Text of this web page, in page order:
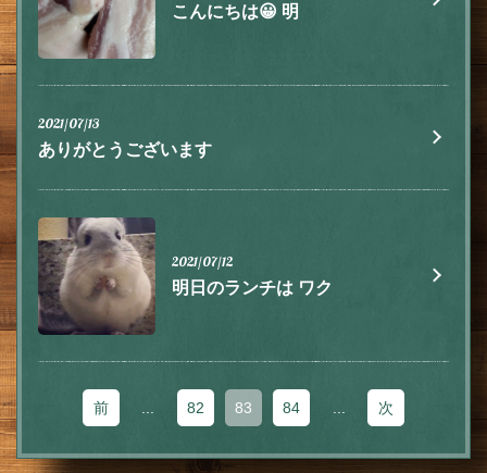
こんにちは😀 明
2021/07/13
ありがとうございます
2021/07/12
明日のランチは ワク
前 82 83 84 次